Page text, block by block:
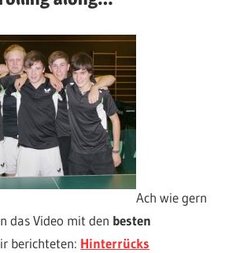
Ach wie gern
das Video mit den besten
berichteten: Hinterrücks